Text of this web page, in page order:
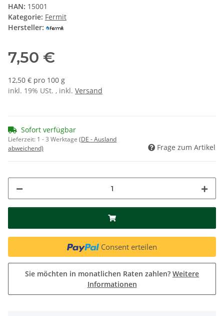
HAN: 15001
Kategorie: Fermit
Hersteller:
7,50 €
12,50 € pro 100 g
inkl. 19% USt. , inkl. Versand
Sofort verfügbar
Lieferzeit: 1 - 3 Werktage (DE - Ausland
abweichend)
Frage zum Artikel
Consent erteilen
Sie möchten in monatlichen Raten zahlen? Weitere
Informationen